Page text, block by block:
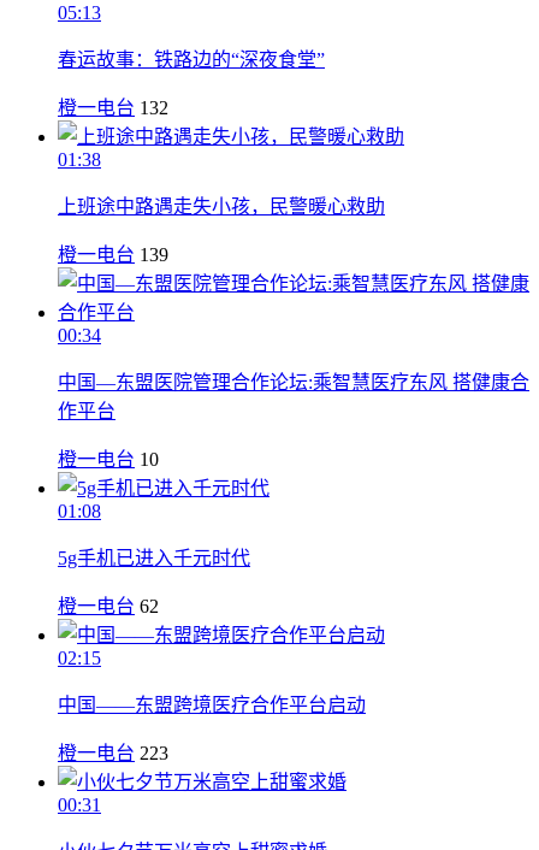
05:13
春运故事：铁路边的“深夜食堂”
橙一电台 132
01:38
上班途中路遇走失小孩，民警暖心救助
橙一电台 139
00:34
中国—东盟医院管理合作论坛:乘智慧医疗东风 搭健康合
作平台
橙一电台 10
01:08
5g手机已进入千元时代
橙一电台 62
02:15
中国——东盟跨境医疗合作平台启动
橙一电台 223
00:31